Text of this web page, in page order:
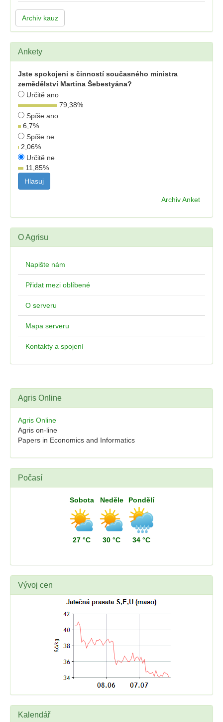
Archiv kauz
Ankety
Jste spokojeni s činností současného ministra
zemědělství Martina Šebestyána?
Určitě ano
79,38%
Spíše ano
6,7%
Spíše ne
2,06%
Určitě ne
11,85%
Archiv Anket
O Agrisu
Napište nám
Přidat mezi oblíbené
O serveru
Mapa serveru
Kontakty a spojení
Agris Online
Agris Online
Agris on-line
Papers in Economics and Informatics
Počasí
Sobota
27 °C
Neděle
30 °C
Pondělí
34 °C
Vývoj cen
Kalendář